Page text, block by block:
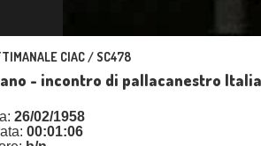
CIAC / SC478
- incontro di pallacanestro
26/02/1958
00:01:06